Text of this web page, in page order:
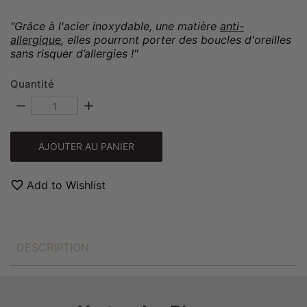
"Grâce à l'acier inoxydable, une matière anti-
allergique, elles pourront porter des boucles d'oreilles
sans risquer d’allergies !"
Quantité
remove add
AJOUTER AU PANIER
favorite_border Add to Wishlist
DESCRIPTION